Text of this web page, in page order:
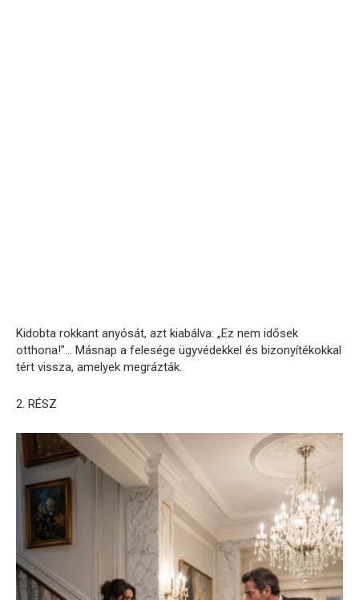
Kidobta rokkant anyósát, azt kiabálva: „Ez nem idősek
otthona!”… Másnap a felesége ügyvédekkel és bizonyítékokkal
tért vissza, amelyek megrázták.
2. RÉSZ